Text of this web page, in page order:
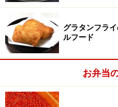
グラタンフラ
ルフード
お弁当